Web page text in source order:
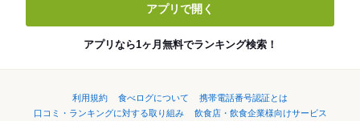
アプリで開く
アプリなら1ヶ月無料でランキング検索！
利用規約 食べログについて
携帯電話番号認証とは
口コミ・ランキングに対する取り組み
飲食店・飲食企業様向けサービス